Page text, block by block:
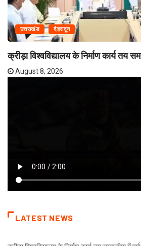
उत्तराखंड देहरादून
क्रीड़ा विश्वविद्यालय के निर्माण कार्य तय
August 8, 2026
LATEST NEWS